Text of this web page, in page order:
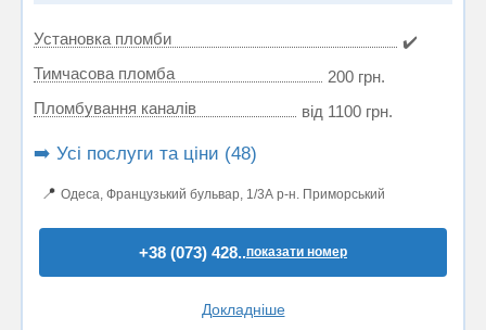
Установка пломби
✔️
Тимчасова пломба
200 грн.
Пломбування каналів
від 1100 грн.
➡️ Усі послуги та ціни (48)
📍 Одеса, Французький бульвар, 1/3А р-н. Приморський
+38 (073) 428..показати номер
Докладніше